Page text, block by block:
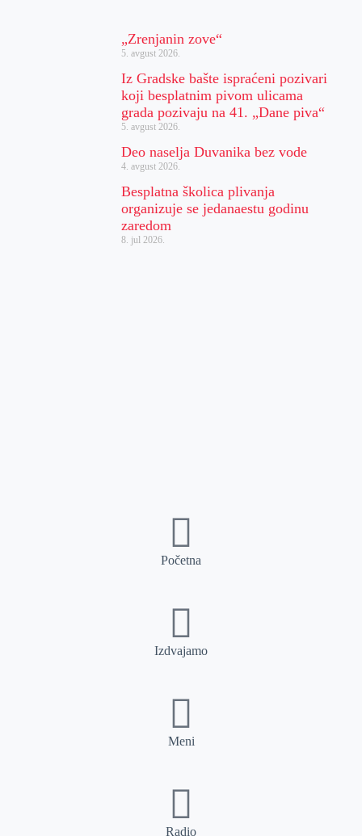
„Zrenjanin zove“
5. avgust 2026.
Iz Gradske bašte ispraćeni pozivari
koji besplatnim pivom ulicama
grada pozivaju na 41. „Dane piva“
5. avgust 2026.
Deo naselja Duvanika bez vode
4. avgust 2026.
Besplatna školica plivanja
organizuje se jedanaestu godinu
zaredom
8. jul 2026.
Početna
Izdvajamo
Meni
Radio